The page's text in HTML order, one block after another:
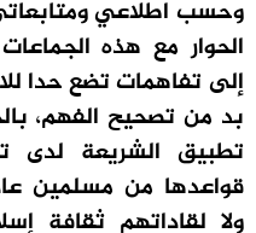
وحسب اطلاعي
الحوار مع هذه
إلى تفاهمات تضع حدا
بد من تصحيح الفهم،
تطبيق الشريعة لدى
قواعدها من مسلمين
ولا لقاداتهم ثقافة